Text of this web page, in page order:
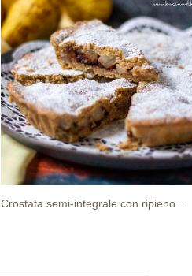
Crostata semi-integrale con ripieno...